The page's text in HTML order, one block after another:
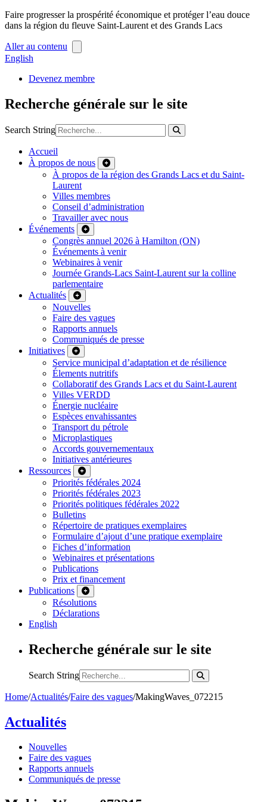
Faire progresser la prospérité économique et protéger l’eau douce
dans la région du fleuve Saint-Laurent et des Grands Lacs
Aller au contenu
English
Devenez membre
Recherche générale sur le site
Search String
Accueil
À propos de nous
À propos de la région des Grands Lacs et du Saint-
Laurent
Villes membres
Conseil d’administration
Travailler avec nous
Événements
Congrès annuel 2026 à Hamilton (ON)
Événements à venir
Webinaires à venir
Journée Grands-Lacs Saint-Laurent sur la colline
parlementaire
Actualités
Nouvelles
Faire des vagues
Rapports annuels
Communiqués de presse
Initiatives
Service municipal d’adaptation et de résilience
Élements nutritifs
Collaboratif des Grands Lacs et du Saint-Laurent
Villes VERDD
Énergie nucléaire
Espèces envahissantes
Transport du pétrole
Microplastiques
Accords gouvernementaux
Initiatives antérieures
Ressources
Priorités fédérales 2024
Priorités fédérales 2023
Priorités politiques fédérales 2022
Bulletins
Répertoire de pratiques exemplaires
Formulaire d’ajout d’une pratique exemplaire
Fiches d’information
Webinaires et présentations
Publications
Prix et financement
Publications
Résolutions
Déclarations
English
Recherche générale sur le site
Search String
Home/Actualités/Faire des vagues/MakingWaves_072215
Actualités
Nouvelles
Faire des vagues
Rapports annuels
Communiqués de presse